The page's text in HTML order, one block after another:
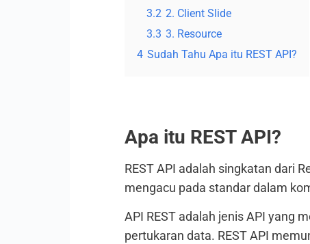
3.2 2. Client Slide
3.3 3. Resource
4 Sudah Tahu Apa itu REST API?
Apa itu REST API?
REST API adalah singkatan dari
mengacu pada standar dalam
API REST adalah jenis API yang
pertukaran data. REST API